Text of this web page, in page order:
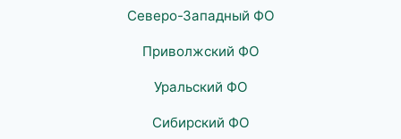
Северо-Западный ФО
Приволжский ФО
Уральский ФО
Сибирский ФО